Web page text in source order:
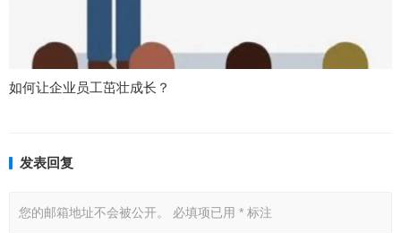
如何让企业员工茁壮成长？
发表回复
您的邮箱地址不会被公开。 必填项已用 * 标注